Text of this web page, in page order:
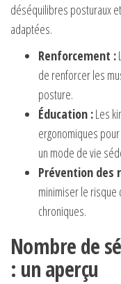
déséquilibres posturaux
adaptées.
Renforcement :
de renforcer les
posture.
Éducation :Les
ergonomiques
un mode de vie
Prévention des
minimiser le
chroniques.
Nombre de
: un aperçu